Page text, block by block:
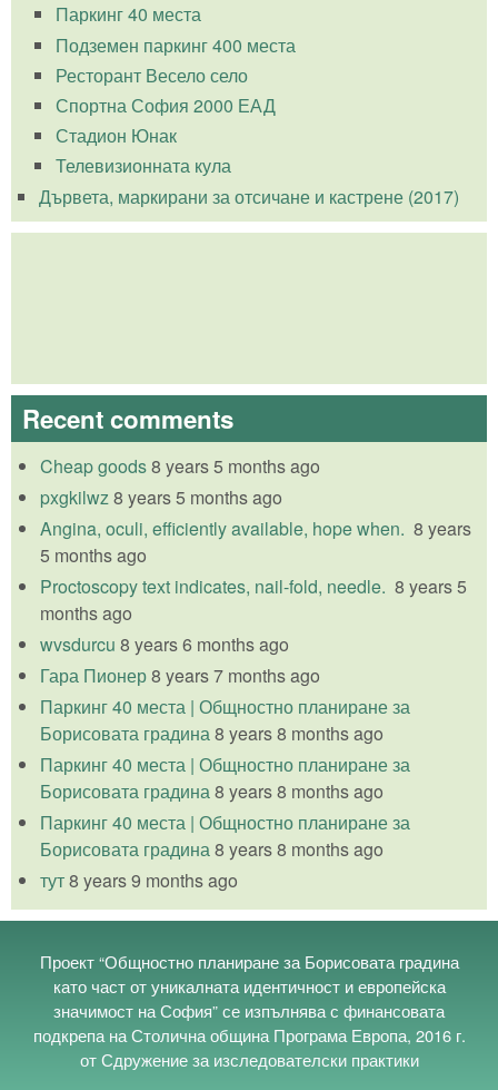
Паркинг 40 места
Подземен паркинг 400 места
Ресторант Весело село
Спортна София 2000 ЕАД
Стадион Юнак
Телевизионната кула
Дървета, маркирани за отсичане и кастрене (2017)
Recent comments
Cheap goods8 years 5 months ago
pxgkilwz8 years 5 months ago
Angina, oculi, efficiently available, hope when. 8 years
5 months ago
Proctoscopy text indicates, nail-fold, needle. 8 years 5
months ago
wvsdurcu 8 years 6 months ago
Гара Пионер8 years 7 months ago
Паркинг 40 места | Общностно планиране за
Борисовата градина8 years 8 months ago
Паркинг 40 места | Общностно планиране за
Борисовата градина8 years 8 months ago
Паркинг 40 места | Общностно планиране за
Борисовата градина8 years 8 months ago
тут8 years 9 months ago
Проект “Общностно планиране за Борисовата градина
като част от уникалната идентичност и европейска
значимост на София” се изпълнява с финансовата
подкрепа на Столична община Програма Европа, 2016 г.
от Сдружение за изследователски практики